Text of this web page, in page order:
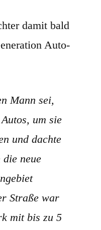
damit bald
Auto-
Mann sei,
um sie
und dachte
neue
Straße war
mit bis zu 5